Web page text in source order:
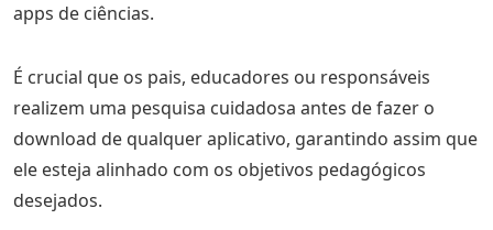
apps de ciências.
É crucial que os pais, educadores ou responsáveis
realizem uma pesquisa cuidadosa antes de fazer o
download de qualquer aplicativo, garantindo assim que
ele esteja alinhado com os objetivos pedagógicos
desejados.